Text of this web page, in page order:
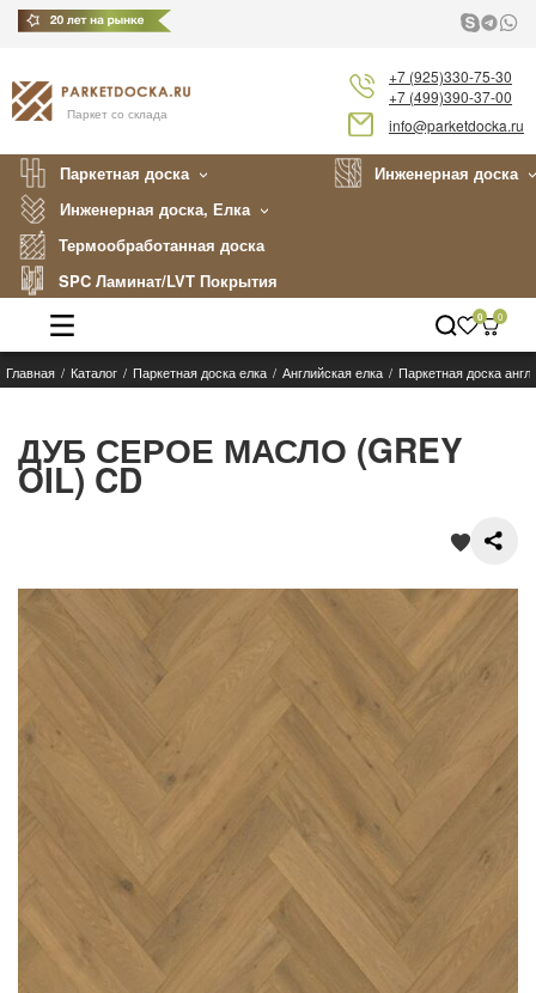
Паркет со склада
+7 (925)330-75-30
+7 (499)390-37-00
info@parketdocka.ru
Паркетная доска
Инженерная доска
Инженерная доска, Елка
Термообработанная доска
SPC Ламинат/LVT Покрытия
Каталог
Укладка
Покупателям
Акции
0 0
Главная Каталог Паркетная доска елка Английская елка Паркетная доска
ДУБ СЕРОЕ МАСЛО (GREY
OIL) CD